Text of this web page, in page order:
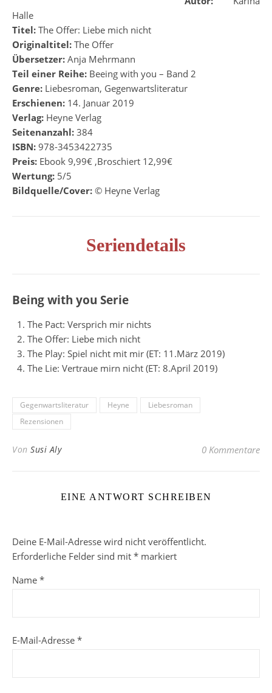
Halle
Titel: The Offer: Liebe mich nicht
Originaltitel: The Offer
Übersetzer: Anja Mehrmann
Teil einer Reihe: Beeing with you – Band 2
Genre: Liebesroman, Gegenwartsliteratur
Erschienen: 14. Januar 2019
Verlag: Heyne Verlag
Seitenanzahl: 384
ISBN: 978-3453422735
Preis: Ebook 9,99€ ,Broschiert 12,99€
Wertung: 5/5
Bildquelle/Cover: © Heyne Verlag
Seriendetails
Being with you Serie
The Pact: Versprich mir nichts
The Offer: Liebe mich nicht
The Play: Spiel nicht mit mir (ET: 11.März 2019)
The Lie: Vertraue mirn nicht (ET: 8.April 2019)
Gegenwartsliteratur Heyne
Liebesroman
Rezensionen
Von Susi Aly 0 Kommentare
EINE ANTWORT SCHREIBEN
Deine E-Mail-Adresse wird nicht veröffentlicht.
Erforderliche Felder sind mit * markiert
Name *
E-Mail-Adresse *